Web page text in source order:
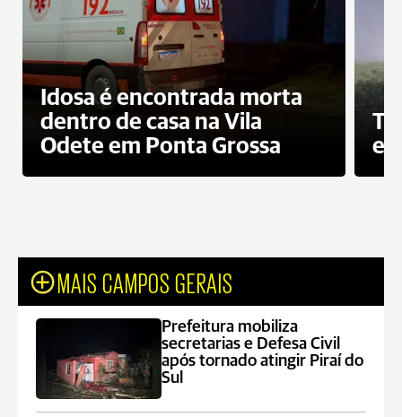
Idosa é encontrada morta
dentro de casa na Vila
Odete em Ponta Grossa
e
MAIS CAMPOS GERAIS
Prefeitura mobiliza
secretarias e Defesa Civil
após tornado atingir Piraí do
Sul